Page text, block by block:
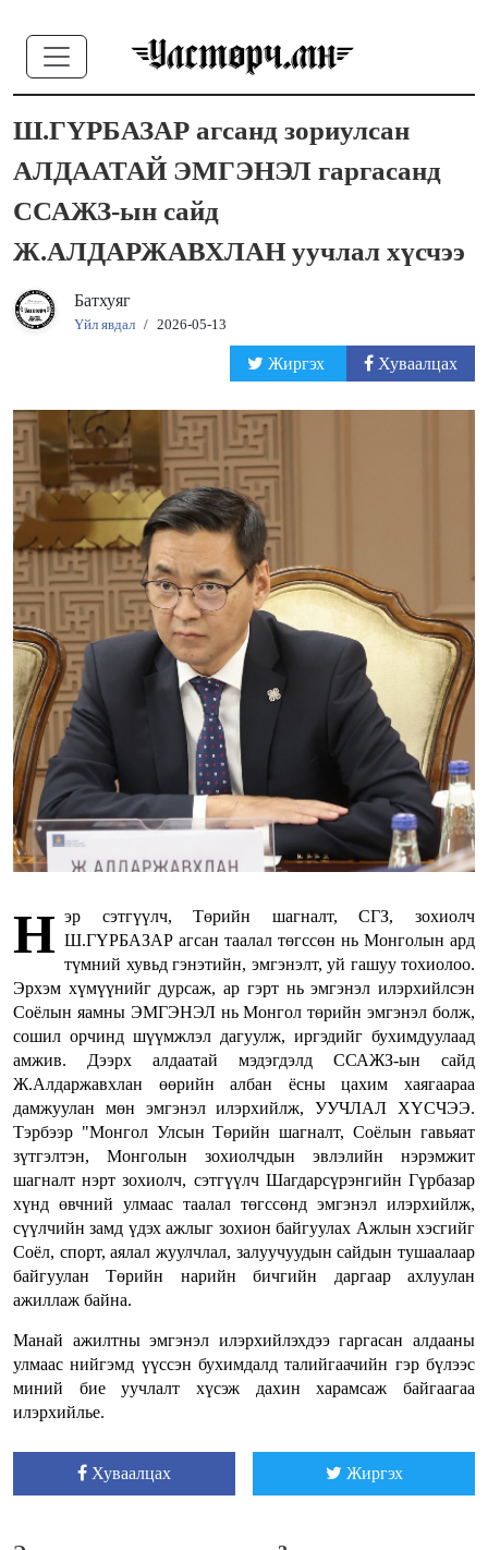
Ш.ГҮРБАЗАР агсанд зориулсан
АЛДААТАЙ ЭМГЭНЭЛ гаргасанд
ССАЖЗ-ын сайд
Ж.АЛДАРЖАВХЛАН уучлал хүсчээ
Батхуяг
Үйл явдал / 2026-05-13
Жиргэх Хуваалцах
Н эр сэтгүүлч, Төрийн шагналт, СГЗ, зохиолч
Ш.ГҮРБАЗАР агсан таалал төгссөн нь Монголын ард
түмний хувьд гэнэтийн, эмгэнэлт, уй гашуу тохиолоо.
Эрхэм хүмүүнийг дурсаж, ар гэрт нь эмгэнэл илэрхийлсэн
Соёлын яамны ЭМГЭНЭЛ нь Монгол төрийн эмгэнэл болж,
сошил орчинд шүүмжлэл дагуулж, иргэдийг бухимдуулаад
амжив. Дээрх алдаатай мэдэгдэлд ССАЖЗ-ын сайд
Ж.Алдаржавхлан өөрийн албан ёсны цахим хаягаараа
дамжуулан мөн эмгэнэл илэрхийлж, УУЧЛАЛ ХҮСЧЭЭ.
Тэрбээр "Монгол Улсын Төрийн шагналт, Соёлын гавьяат
зүтгэлтэн, Монголын зохиолчдын эвлэлийн нэрэмжит
шагналт нэрт зохиолч, сэтгүүлч Шагдарсүрэнгийн Гүрбазар
хүнд өвчний улмаас таалал төгссөнд эмгэнэл илэрхийлж,
сүүлчийн замд үдэх ажлыг зохион байгуулах Ажлын хэсгийг
Соёл, спорт, аялал жуулчлал, залуучуудын сайдын тушаалаар
байгуулан Төрийн нарийн бичгийн даргаар ахлуулан
ажиллаж байна.
Манай ажилтны эмгэнэл илэрхийлэхдээ гаргасан алдааны
улмаас нийгэмд үүссэн бухимдалд талийгаачийн гэр бүлээс
миний бие уучлалт хүсэж дахин харамсаж байгаагаа
илэрхийлье.
Хуваалцах Жиргэх